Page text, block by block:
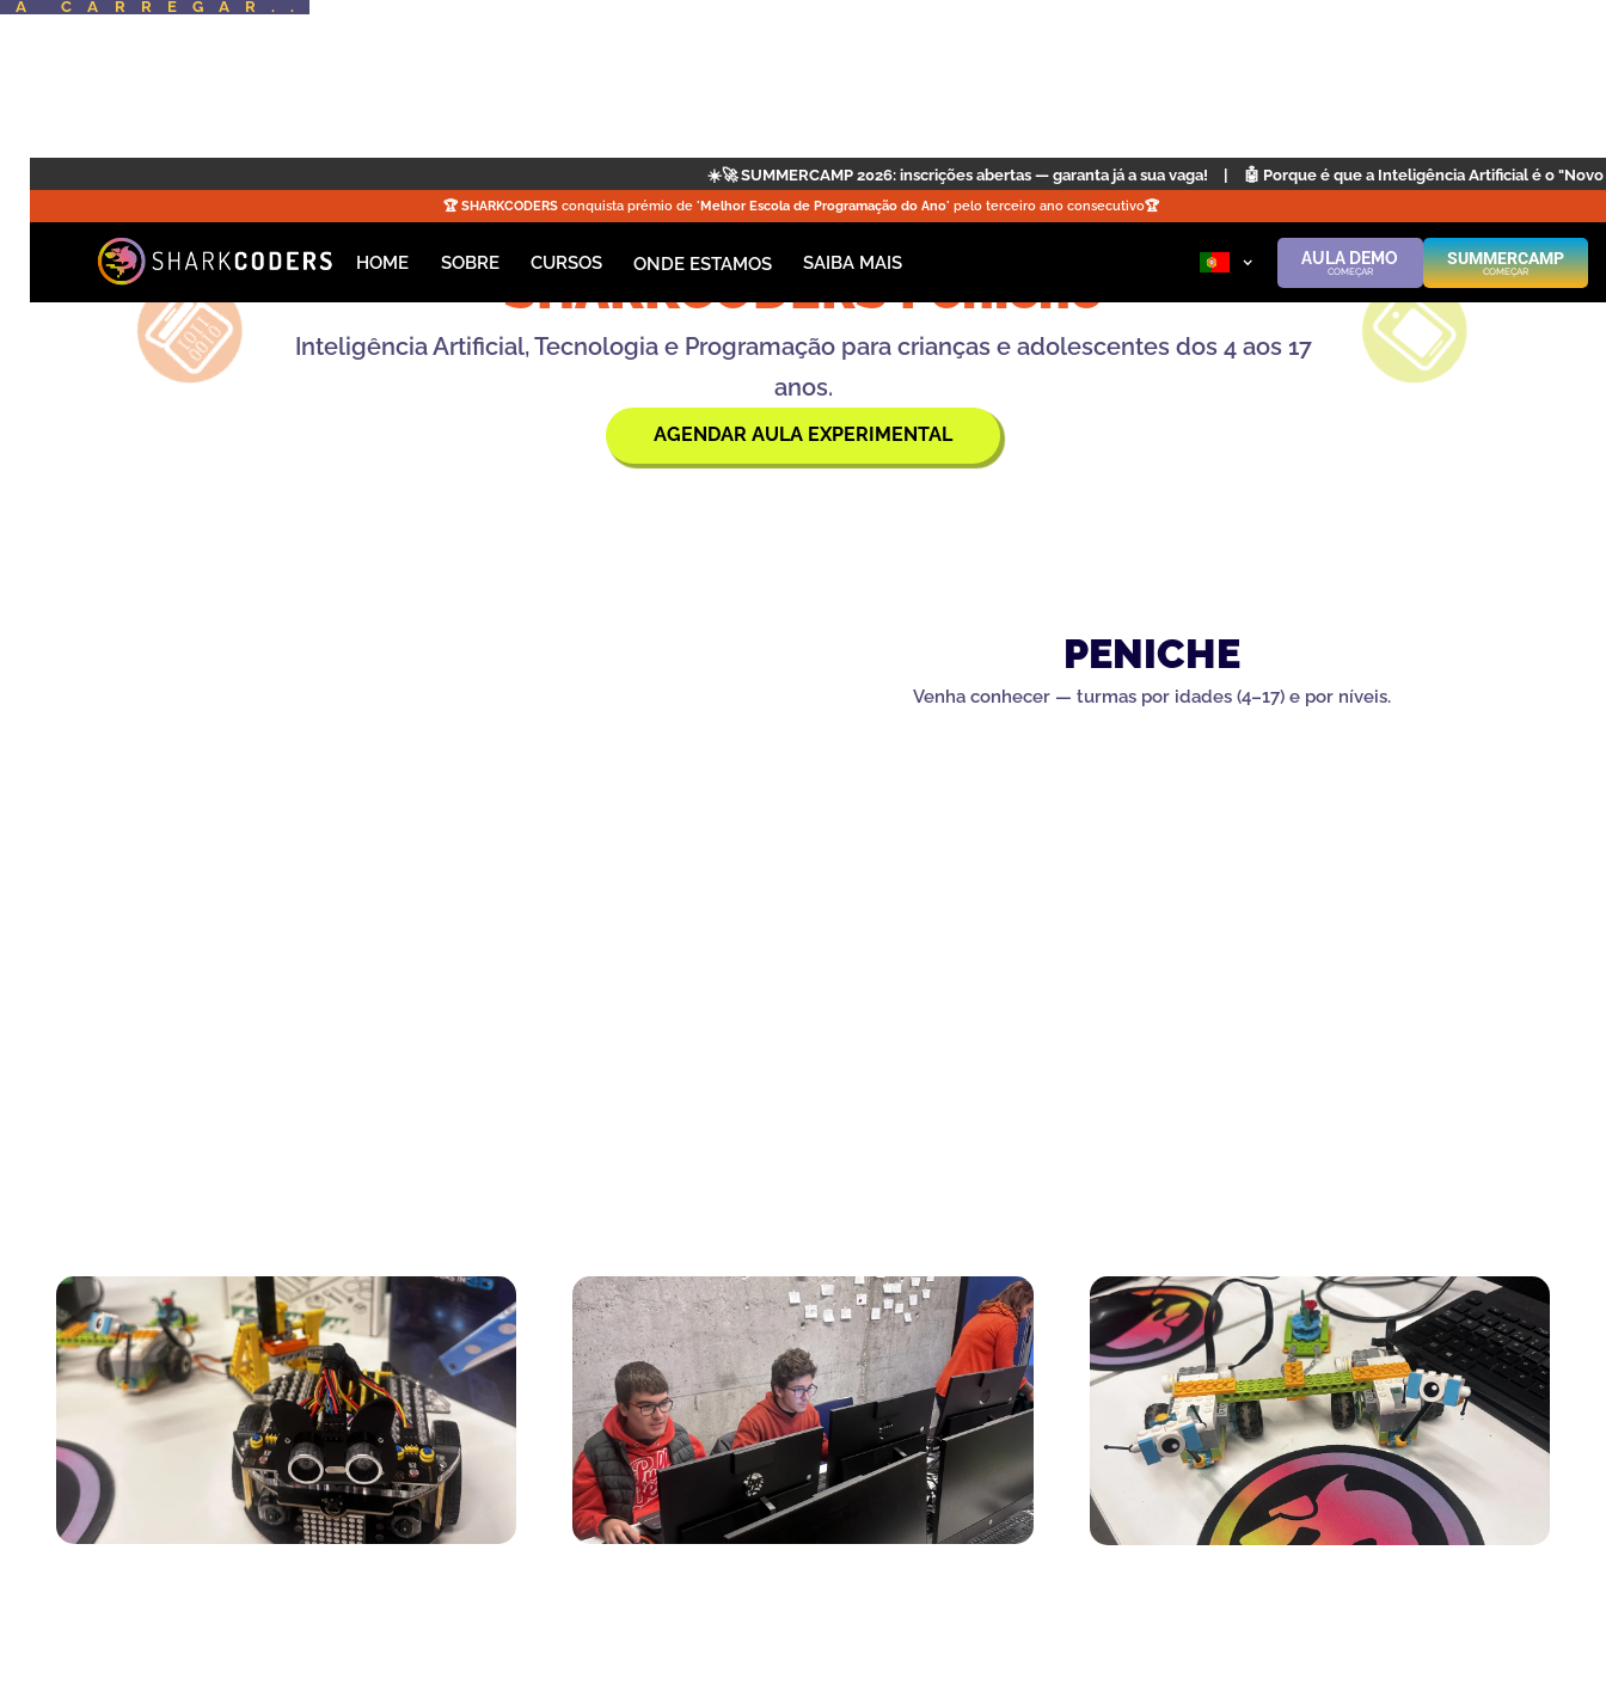
A CARREGAR..
☀️🚀 SUMMERCAMP 2026: inscrições abertas — garanta já a sua vaga! | 🤖 Porque é que a Inteligência Artificial é o "Novo Inglês"? | Clique aqui |
🏆️ SHARKCODERSconquista prémio de 'Melhor Escola de Programação do Ano' pelo terceiro ano consecutivo🏆️
HOME SOBRE CURSOS ONDE ESTAMOS SAIBA MAIS AULA DEMO
COMEÇAR
SUMMERCAMP
COMEÇAR
SHARKCODERS Peniche
Inteligência Artificial, Tecnologia e Programação para crianças e adolescentes dos 4 aos 17
anos.
AGENDAR AULA EXPERIMENTAL
PENICHE
Venha conhecer — turmas por idades (4–17) e por níveis.